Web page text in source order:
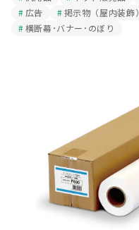
広告
掲示物（屋内装飾）
横断幕･バナー･のぼり